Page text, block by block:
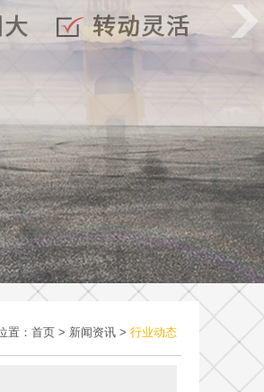
置： 首页 > 新闻资讯 > 行业动态